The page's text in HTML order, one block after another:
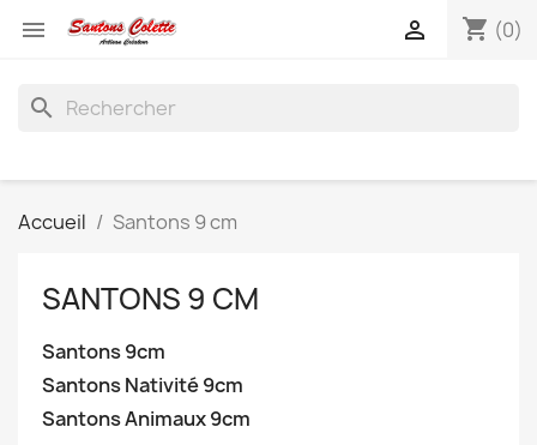
 shopping_cart (0)

search
Accueil Santons 9 cm
SANTONS 9 CM
Santons 9cm
Santons Nativité 9cm
Santons Animaux 9cm